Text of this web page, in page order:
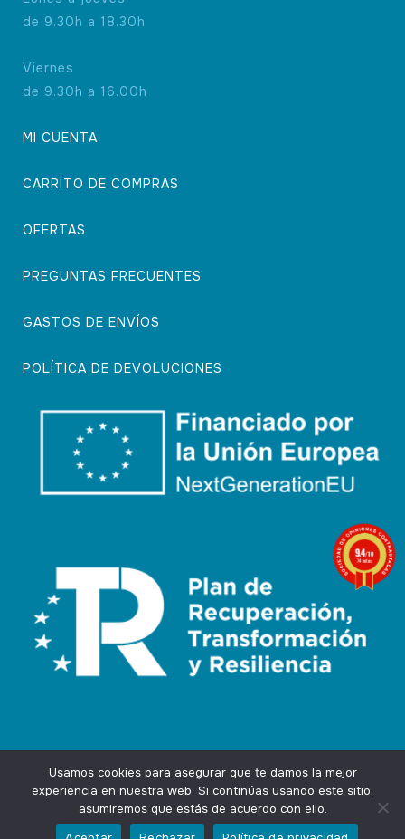
de 9.30h a 18.30h
Viernes
de 9.30h a 16.00h
MI CUENTA
CARRITO DE COMPRAS
OFERTAS
PREGUNTAS FRECUENTES
GASTOS DE ENVÍOS
POLÍTICA DE DEVOLUCIONES
Design byAgencia Marketing OnlineIngenium.Marketing
Usamos cookies para asegurar que te damos la mejor
experiencia en nuestra web. Si continúas usando este sitio,
asumiremos que estás de acuerdo con ello.
9.4/10
74 notas